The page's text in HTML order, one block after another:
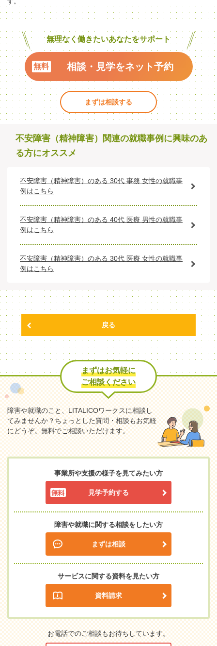
無理なく働きたいあなたをサポート
相談・見学をネット予約
まずは相談する
不安障害（精神障害）関連の就職事例に興味のあ
る方にオススメ
不安障害（精神障害）のある 30代 事務 女性の就職事
例はこちら
不安障害（精神障害）のある 40代 医療 男性の就職事
例はこちら
不安障害（精神障害）のある 30代 医療 女性の就職事
例はこちら
戻る
まずはお気軽に
ご相談ください
障害や就職のこと、LITALICOワークスに相談し
てみませんか？ちょっとした質問・相談もお気軽
にどうぞ。無料でご相談いただけます。
事業所や支援の様子を見てみたい方
見学予約する
障害や就職に関する相談をしたい方
まずは相談
サービスに関する資料を見たい方
資料請求
お電話でのご相談もお待ちしています。